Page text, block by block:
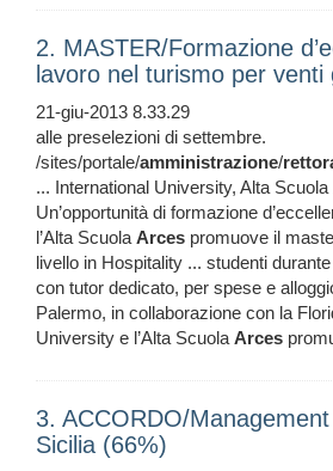
2. MASTER/Formazione
lavoro nel turismo per venti
21-giu-2013 8.33.29
alle preselezioni di settembre.
/sites/portale/amministrazione/
... International University, Alta Scuola
Un’opportunità di formazione
l’Alta ScuolaArces promuove il
livello in Hospitality ... studenti
con tutor dedicato, per spese e
Palermo, in collaborazione con la
University e l’Alta ScuolaArces
3. ACCORDO/
Sicilia (66%)